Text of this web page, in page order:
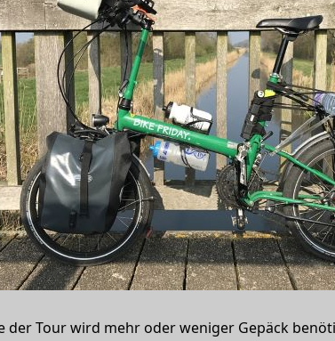
der Tour wird mehr oder weniger Gepäck